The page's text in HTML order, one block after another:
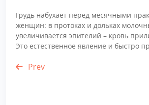
Грудь набухает перед месячными
женщин: в протоках и дольках
увеличивается эпителий – кровь
Это естественное явление и быстро
Prev